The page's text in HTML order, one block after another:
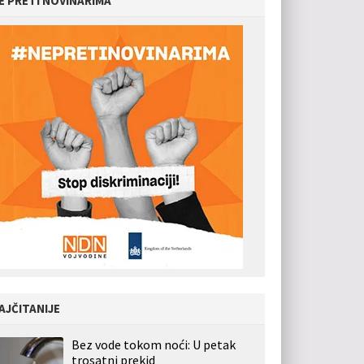
Bez vode tokom noći: U petak
trosatni prekid